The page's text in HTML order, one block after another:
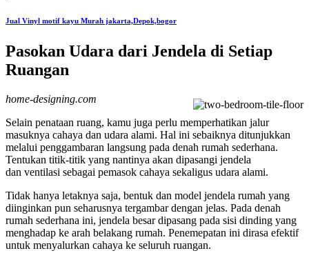
Jual Vinyl motif kayu Murah jakarta,Depok,bogor
Pasokan Udara dari Jendela di Setiap
Ruangan
home-designing.com
Selain penataan ruang, kamu juga perlu memperhatikan jalur
masuknya cahaya dan udara alami. Hal ini sebaiknya ditunjukkan
melalui penggambaran langsung pada denah rumah sederhana.
Tentukan titik-titik yang nantinya akan dipasangi jendela
dan ventilasi sebagai pemasok cahaya sekaligus udara alami.
Tidak hanya letaknya saja, bentuk dan model jendela rumah yang
diinginkan pun seharusnya tergambar dengan jelas. Pada denah
rumah sederhana ini, jendela besar dipasang pada sisi dinding yang
menghadap ke arah belakang rumah. Penemepatan ini dirasa efektif
untuk menyalurkan cahaya ke seluruh ruangan.